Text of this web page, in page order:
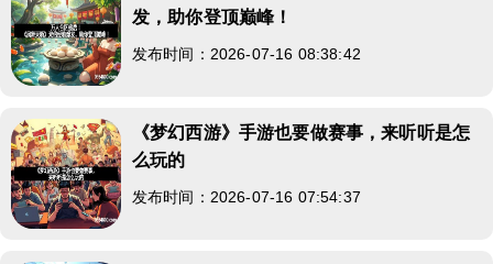
发，助你登顶巅峰！
发布时间：2026-07-16 08:38:42
《梦幻西游》手游也要做赛事，来听听是怎
么玩的
发布时间：2026-07-16 07:54:37